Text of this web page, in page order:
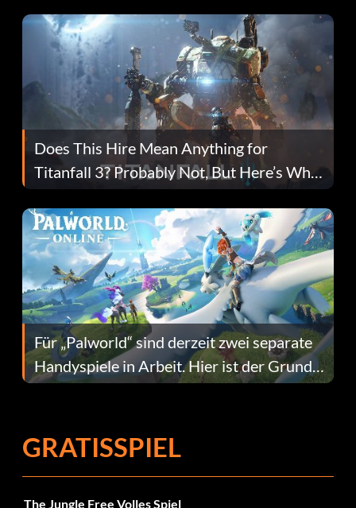
Does This Hire Mean Anything for
Titanfall 3? Probably Not, But Here’s Why
Fans Are Hopeful
Für „Palworld“ sind derzeit zwei separate
Handyspiele in Arbeit. Hier ist der Grund
dafür.
GRATISSPIEL
The Jungle Free Volles Spiel